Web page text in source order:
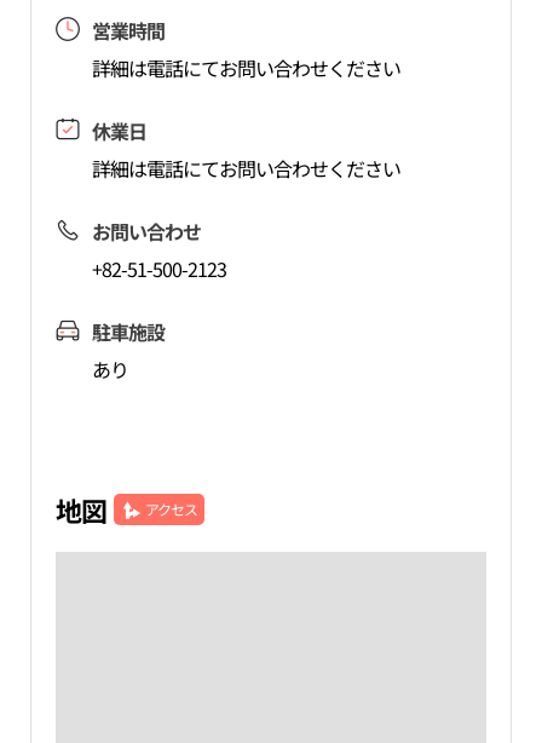
営業時間
詳細は電話にてお問い合わせください
休業日
詳細は電話にてお問い合わせください
お問い合わせ
+82-51-500-2123
駐車施設
あり
地図 アクセス